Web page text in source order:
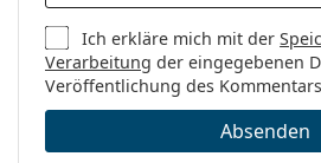
Ich erkläre mich mit der
Verarbeitung der eingegebenen
Veröffentlichung des
Absenden